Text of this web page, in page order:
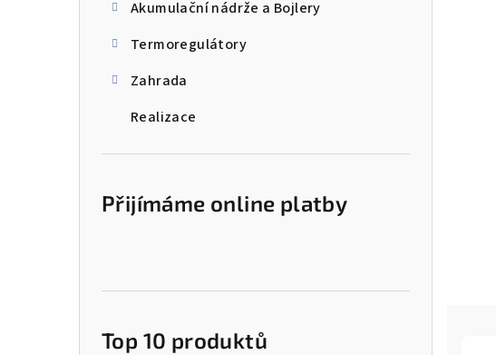
Akumulační nádrže a Bojlery
Termoregulátory
Zahrada
Realizace
Přijímáme online platby
Top 10 produktů